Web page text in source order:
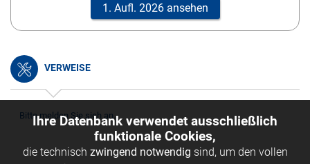
1. Aufl. 2026 ansehen
VERWEISE
Bitte melden Sie sich an.
Ihre Datenbank verwendet ausschließlich
funktionale Cookies,
die technisch zwingend notwendig sind, um den vollen